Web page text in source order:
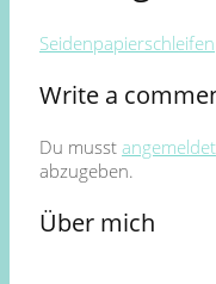
Seidenpapierschleifen
Write a
Du musst angemeldet
abzugeben.
Über mich